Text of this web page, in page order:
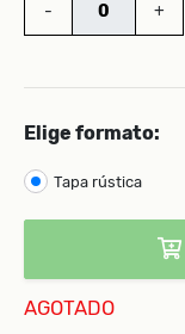
- +
Elige formato:
Tapa rústica
AGOTADO